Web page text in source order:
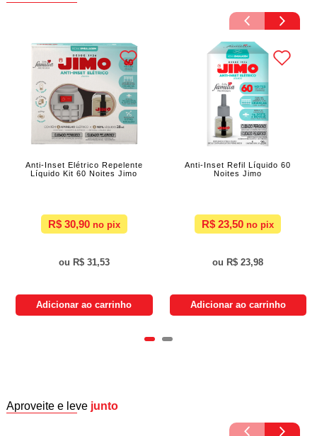
Anti-Inset Elétrico Repelente
Líquido Kit 60 Noites Jimo
R$ 30,90
R$ 31,53
Adicionar ao carrinho
Anti-Inset Refil Líquido 60
Noites Jimo
R$ 23,50
R$ 23,98
Adicionar ao carrinho
Aproveite e leve junto